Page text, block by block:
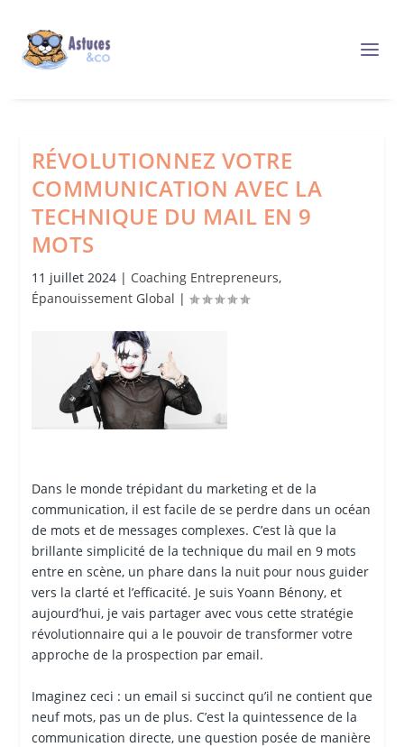
RÉVOLUTIONNEZ VOTRE
COMMUNICATION AVEC LA
TECHNIQUE DU MAIL EN 9
MOTS
11 juillet 2024| Coaching Entrepreneurs,
Épanouissement Global |
Dans le monde trépidant du marketing et de la
communication, il est facile de se perdre dans un océan
de mots et de messages complexes. C’est là que la
brillante simplicité de la technique du mail en 9 mots
entre en scène, un phare dans la nuit pour nous guider
vers la clarté et l’efficacité. Je suis Yoann Bénony, et
aujourd’hui, je vais partager avec vous cette stratégie
révolutionnaire qui a le pouvoir de transformer votre
approche de la prospection par email.
Imaginez ceci : un email si succinct qu’il ne contient que
neuf mots, pas un de plus. C’est la quintessence de la
communication directe, une question posée de manière